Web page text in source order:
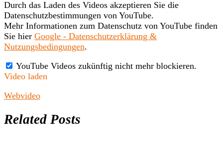
Durch das Laden des Videos akzeptieren Sie die
Datenschutzbestimmungen von YouTube.
Mehr Informationen zum Datenschutz von YouTube finden
Sie hier Google - Datenschutzerklärung &
Nutzungsbedingungen.
YouTube Videos zukünftig nicht mehr blockieren.
Video laden
Webvideo
Related Posts